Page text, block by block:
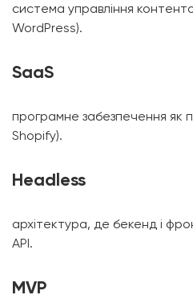
система управління
WordPress).
SaaS
програмне забезпечення як
Shopify).
Headless
архітектура, де бекенд і
API.
MVP